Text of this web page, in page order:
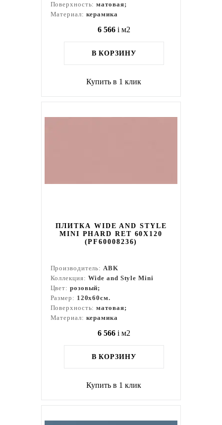
Поверхность:матовая;
Материал: керамика
6 566 i м2
В КОРЗИНУ
Купить в 1 клик
ПЛИТКА WIDE AND STYLE
MINI PHARD RET 60X120
(PF60008236)
Производитель:ABK
Коллекция: Wide and Style Mini
Цвет: розовый;
Размер: 120x60см.
Поверхность:матовая;
Материал: керамика
6 566 i м2
В КОРЗИНУ
Купить в 1 клик